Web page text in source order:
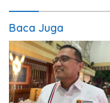
Baca Juga